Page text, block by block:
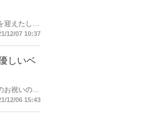
迎えたしあ
ーの食器
12/07 10:37
しいベ
お祝いの気
ックスを贈
12/06 15:43